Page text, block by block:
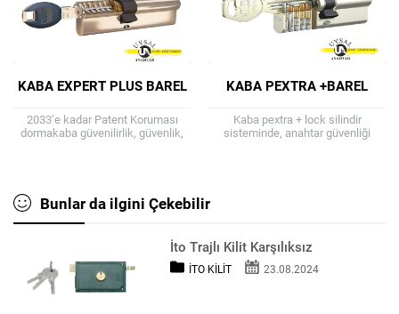
KABA EXPERT PLUS BAREL
2033’e kadar Patent Koruması
dormakaba güvenilirlik, güvenlik,
KABA PEXTRA +BAREL
Kaba pextra + lock silindir
sisteminde, anahtar güvenliği
Bunlar da ilgini Çekebilir
İto Trajlı Kilit Karşılıksız
İTO KILIT 23.08.2024